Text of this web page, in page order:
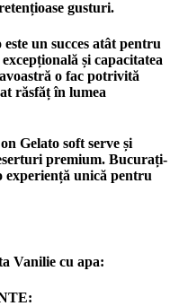
gusturi.
un succes atât pentru
și capacitatea
o fac potrivită
răsfăț în lumea
Gelato soft serve și
premium. Bucurați-
experiență unică pentru
Vanilie cu apa: